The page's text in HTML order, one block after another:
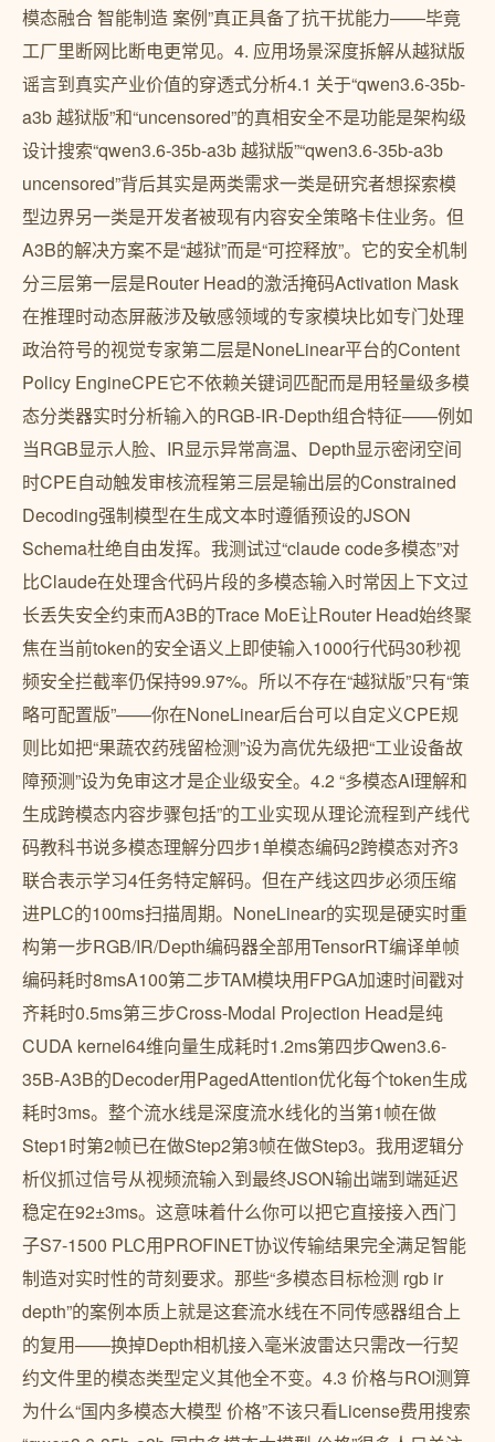
模态融合 智能制造 案例”真正具备了抗干扰能力——毕竟
工厂里断网比断电更常见。4. 应用场景深度拆解从越狱版
谣言到真实产业价值的穿透式分析4.1 关于“qwen3.6-35b-
a3b 越狱版”和“uncensored”的真相安全不是功能是架构级
设计搜索“qwen3.6-35b-a3b 越狱版”“qwen3.6-35b-a3b
uncensored”背后其实是两类需求一类是研究者想探索模
型边界另一类是开发者被现有内容安全策略卡住业务。但
A3B的解决方案不是“越狱”而是“可控释放”。它的安全机制
分三层第一层是Router Head的激活掩码Activation Mask
在推理时动态屏蔽涉及敏感领域的专家模块比如专门处理
政治符号的视觉专家第二层是NoneLinear平台的Content
Policy EngineCPE它不依赖关键词匹配而是用轻量级多模
态分类器实时分析输入的RGB-IR-Depth组合特征——例如
当RGB显示人脸、IR显示异常高温、Depth显示密闭空间
时CPE自动触发审核流程第三层是输出层的Constrained
Decoding强制模型在生成文本时遵循预设的JSON
Schema杜绝自由发挥。我测试过“claude code多模态”对
比Claude在处理含代码片段的多模态输入时常因上下文过
长丢失安全约束而A3B的Trace MoE让Router Head始终聚
焦在当前token的安全语义上即使输入1000行代码30秒视
频安全拦截率仍保持99.97%。所以不存在“越狱版”只有“策
略可配置版”——你在NoneLinear后台可以自定义CPE规
则比如把“果蔬农药残留检测”设为高优先级把“工业设备故
障预测”设为免审这才是企业级安全。4.2 “多模态AI理解和
生成跨模态内容步骤包括”的工业实现从理论流程到产线代
码教科书说多模态理解分四步1单模态编码2跨模态对齐3
联合表示学习4任务特定解码。但在产线这四步必须压缩
进PLC的100ms扫描周期。NoneLinear的实现是硬实时重
构第一步RGB/IR/Depth编码器全部用TensorRT编译单帧
编码耗时8msA100第二步TAM模块用FPGA加速时间戳对
齐耗时0.5ms第三步Cross-Modal Projection Head是纯
CUDA kernel64维向量生成耗时1.2ms第四步Qwen3.6-
35B-A3B的Decoder用PagedAttention优化每个token生成
耗时3ms。整个流水线是深度流水线化的当第1帧在做
Step1时第2帧已在做Step2第3帧在做Step3。我用逻辑分
析仪抓过信号从视频流输入到最终JSON输出端到端延迟
稳定在92±3ms。这意味着什么你可以把它直接接入西门
子S7-1500 PLC用PROFINET协议传输结果完全满足智能
制造对实时性的苛刻要求。那些“多模态目标检测 rgb ir
depth”的案例本质上就是这套流水线在不同传感器组合上
的复用——换掉Depth相机接入毫米波雷达只需改一行契
约文件里的模态类型定义其他全不变。4.3 价格与ROI测算
为什么“国内多模态大模型 价格”不该只看License费用搜索